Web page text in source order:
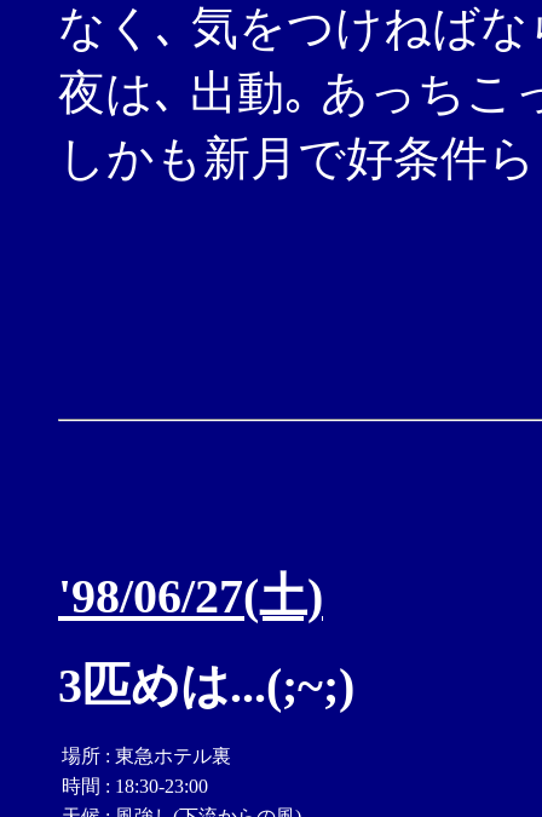
なく､ 気をつけねば
夜は､ 出動｡ あっちこ
しかも新月で好条件
'98/06/27(土)
3匹めは...(;~;)
場所 : 東急ホテル裏
時間 : 18:30-23:00